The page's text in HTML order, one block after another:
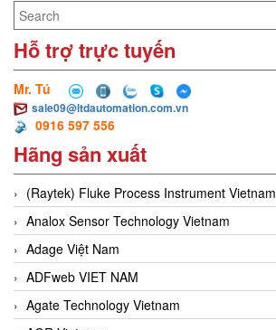
Hỗ trợ trực tuyến
Mr. Tú
sale09@ltdautomation.com.vn
0916 597 556
Hãng sản xuất
(Raytek) Fluke Process Instrument Vietnam
Analox Sensor Technology Vietnam
Adage Việt Nam
ADFweb VIET NAM
Agate Technology Vietnam